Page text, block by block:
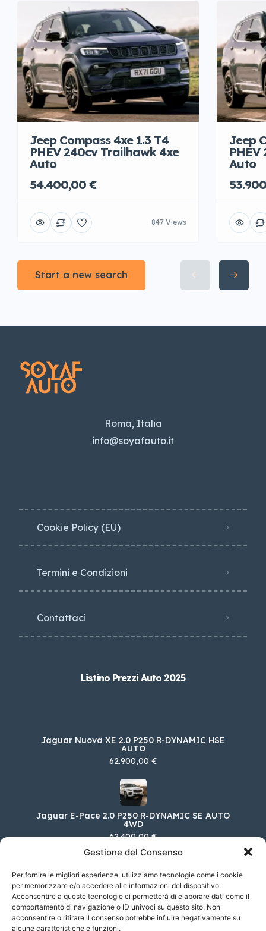
Gestione del Consenso
Per fornire le migliori esperienze, utilizziamo tecnologie come i cookie
per memorizzare e/o accedere alle informazioni del dispositivo.
Acconsentire a queste tecnologie ci permetterà di elaborare dati come il
comportamento di navigazione o ID univoci su questo sito. Non
acconsentire o ritirare il consenso potrebbe influire negativamente su
alcune caratteristiche e funzioni.
Jeep Compass 4xe 1.3 T4
PHEV 240cv Trailhawk 4xe
Auto
54.400,00 €
847 Views
Jeep
Auto
Start a new search
Roma, Italia
info@soyafauto.it
Cookie Policy (EU)
Termini e Condizioni
Contattaci
Listino Prezzi Auto 2025
Jaguar Nuova XE 2.0 P250 R-DYNAMIC HSE
AUTO
62.900,00 €
Jaguar E-Pace 2.0 P250 R-DYNAMIC SE AUTO
4WD
62.400,00 €
Jaguar Nuova XE 2.0D D204 R-DYNAMIC S
AUTO
56.800,00 €